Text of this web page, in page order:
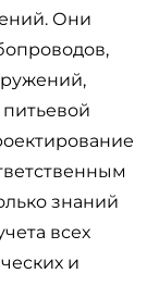
Они
знаний
всех
и